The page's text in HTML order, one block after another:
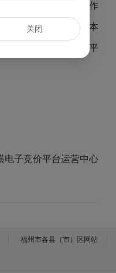
行公告，公告5个工作
年7月22日），对本
海峡纵横电子竞价平
电子竞价平台运营中心
福州市各县（市）区网站
关闭